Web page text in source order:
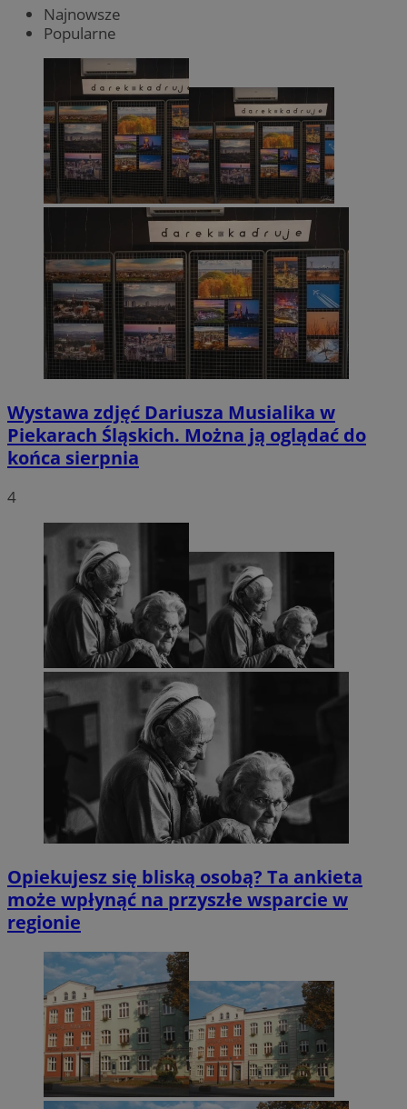
Najnowsze
Popularne
Wystawa zdjęć Dariusza Musialika w
Piekarach Śląskich. Można ją oglądać do
końca sierpnia
4
Opiekujesz się bliską osobą? Ta ankieta
może wpłynąć na przyszłe wsparcie w
regionie